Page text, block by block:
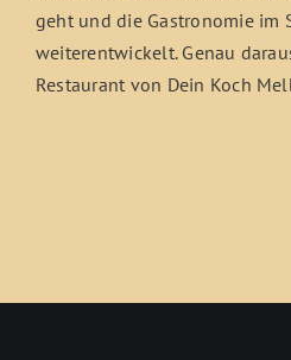
geht und die Gastronomie im
weiterentwickelt. Genau
Restaurant von Dein Koch